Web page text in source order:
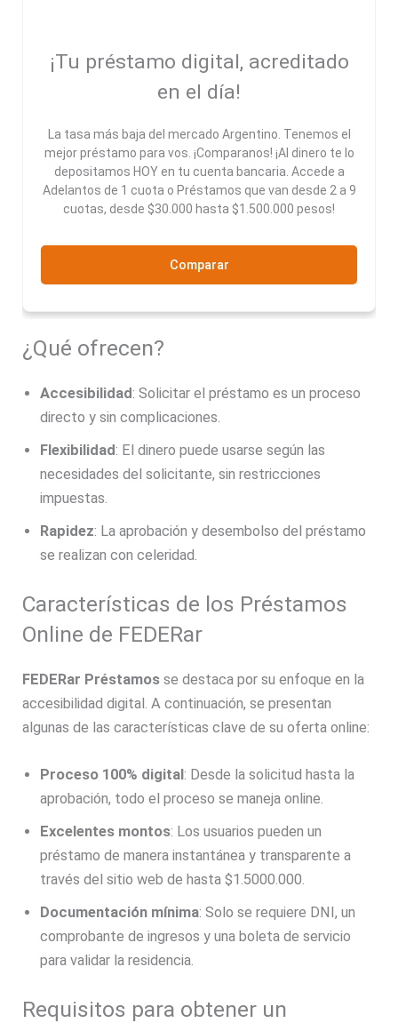
¡Tu préstamo digital, acreditado
en el día!
La tasa más baja del mercado Argentino. Tenemos el
mejor préstamo para vos. ¡Comparanos! ¡Al dinero te lo
depositamos HOY en tu cuenta bancaria. Accede a
Adelantos de 1 cuota o Préstamos que van desde 2 a 9
cuotas, desde $30.000 hasta $1.500.000 pesos!
Comparar
¿Qué ofrecen?
Accesibilidad: Solicitar el préstamo es un proceso
directo y sin complicaciones.
Flexibilidad: El dinero puede usarse según las
necesidades del solicitante, sin restricciones
impuestas.
Rapidez: La aprobación y desembolso del préstamo
se realizan con celeridad.
Características de los Préstamos
Online de FEDERar
FEDERar Préstamos se destaca por su enfoque en la
accesibilidad digital. A continuación, se presentan
algunas de las características clave de su oferta online:
Proceso 100% digital: Desde la solicitud hasta la
aprobación, todo el proceso se maneja online.
Excelentes montos: Los usuarios pueden un
préstamo de manera instantánea y transparente a
través del sitio web de hasta $1.5000.000.
Documentación mínima: Solo se requiere DNI, un
comprobante de ingresos y una boleta de servicio
para validar la residencia.
Requisitos para obtener un